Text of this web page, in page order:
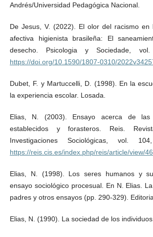
Andrés/Universidad Pedagógica Nacional.
De Jesus, V. (2022). El olor del racismo en
afectiva higienista brasileña: El
desecho. Psicologia y Sociedade,
https://doi.org/10.1590/1807-0310/
Dubet, F. y Martuccelli, D. (1998). En la
la experiencia escolar. Losada.
Elias, N. (2003). Ensayo acerca de las
establecidos y forasteros. Reis.
Investigaciones Sociológicas, vol.
https://reis.cis.es/index.php/reis/article/view/
Elias, N. (1998). Los seres humanos y
ensayo sociológico procesual. En N. Elias.
padres y otros ensayos (pp. 290-329).
Elias, N. (1990). La sociedad de los